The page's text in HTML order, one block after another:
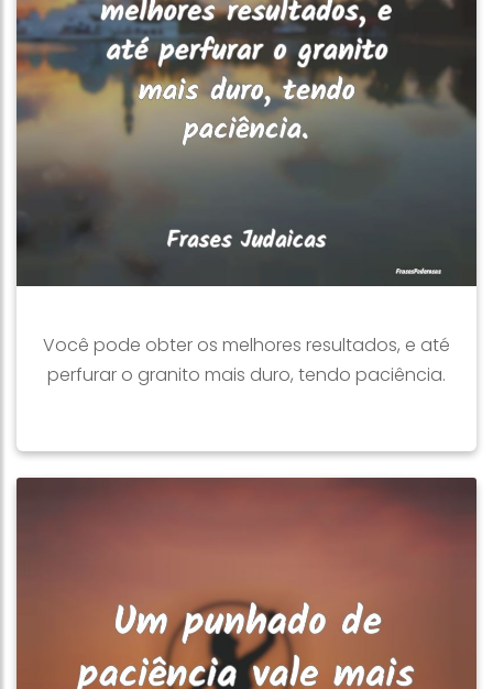
Você pode obter os melhores resultados, e até
perfurar o granito mais duro, tendo paciência.